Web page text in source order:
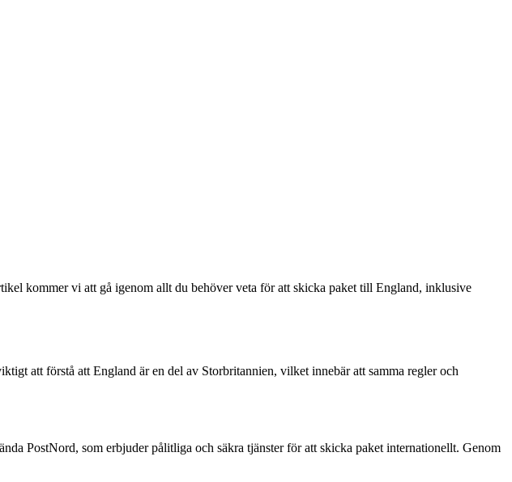
kommer vi att gå igenom allt du behöver veta för att skicka paket till England, inklusive
att förstå att England är en del av Storbritannien, vilket innebär att samma regler och
PostNord, som erbjuder pålitliga och säkra tjänster för att skicka paket internationellt. Genom